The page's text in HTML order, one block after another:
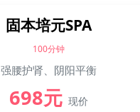
固本培元SPA
100分钟
强腰护肾、阴阳平衡
698元 现价